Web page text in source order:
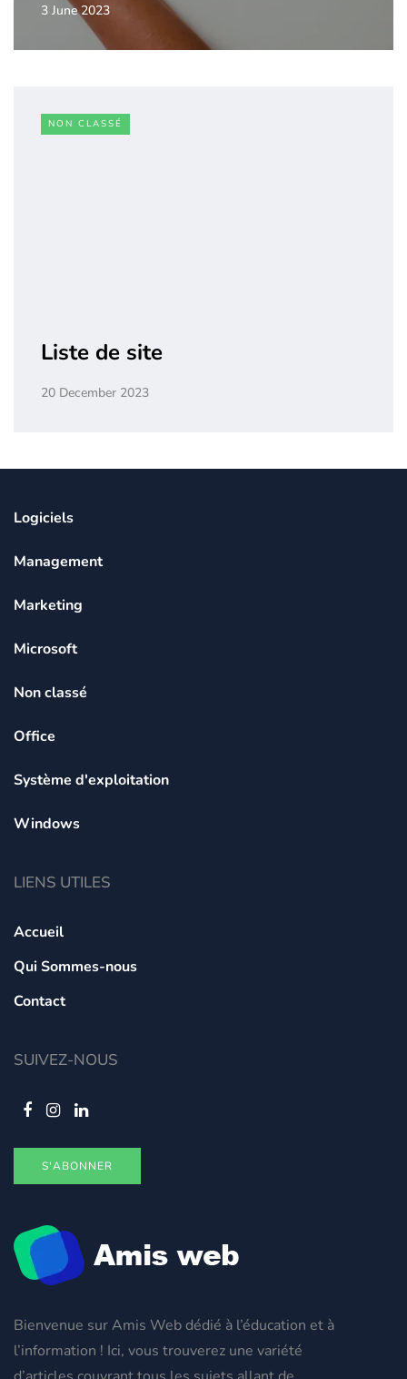
3 June 2023
NON CLASSÉ
Liste de site
20 December 2023
Bienvenue sur Amis Web dédié à l’éducation et à
l’information ! Ici, vous trouverez une variété
Logiciels
Management
Marketing
Microsoft
Non classé
Office
Système d'exploitation
Windows
LIENS UTILES
Accueil
Qui Sommes-nous
Contact
SUIVEZ-NOUS
S'ABONNER